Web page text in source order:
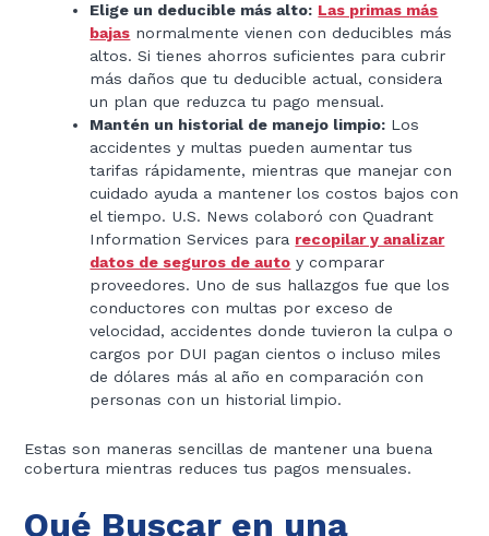
Elige un deducible más alto: Las primas más
bajas normalmente vienen con deducibles más
altos. Si tienes ahorros suficientes para cubrir
más daños que tu deducible actual, considera
un plan que reduzca tu pago mensual.
Mantén un historial de manejo limpio: Los
accidentes y multas pueden aumentar tus
tarifas rápidamente, mientras que manejar con
cuidado ayuda a mantener los costos bajos con
el tiempo. U.S. News colaboró con Quadrant
Information Services para recopilar y analizar
datos de seguros de auto y comparar
proveedores. Uno de sus hallazgos fue que los
conductores con multas por exceso de
velocidad, accidentes donde tuvieron la culpa o
cargos por DUI pagan cientos o incluso miles
de dólares más al año en comparación con
personas con un historial limpio.
Estas son maneras sencillas de mantener una buena
cobertura mientras reduces tus pagos mensuales.
Qué Buscar en una